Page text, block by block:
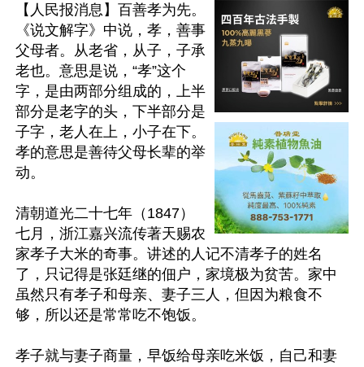
【人民报消息】百善孝为先。
《说文解字》中说，孝，善事
父母者。从老省，从子，子承
老也。意思是说，“孝”这个
字，是由两部分组成的，上半
部分是老字的头，下半部分是
子字，老人在上，小子在下。
孝的意思是善待父母长辈的举
动。
清朝道光二十七年（1847）
七月，浙江嘉兴流传著天赐农
家孝子大米的奇事。讲述的人记不清孝子的姓名
了，只记得是张廷继的佃户，家境极为贫苦。家中
虽然只有孝子和母亲、妻子三人，但因为粮食不
够，所以还是常常吃不饱饭。
孝子就与妻子商量，早饭给母亲吃米饭，自己和妻